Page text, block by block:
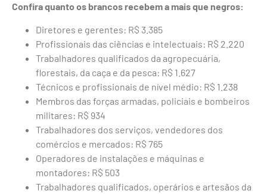
Confira quanto os brancos recebem a mais que negros:
Diretores e gerentes: R$ 3.385
Profissionais das ciências e intelectuais: R$ 2.220
Trabalhadores qualificados da agropecuária,
florestais, da caça e da pesca: R$ 1.627
Técnicos e profissionais de nível médio: R$ 1.238
Membros das forças armadas, policiais e bombeiros
militares: R$ 934
Trabalhadores dos serviços, vendedores dos
comércios e mercados: R$ 765
Operadores de instalações e máquinas e
montadores: R$ 503
Trabalhadores qualificados, operários e artesãos da